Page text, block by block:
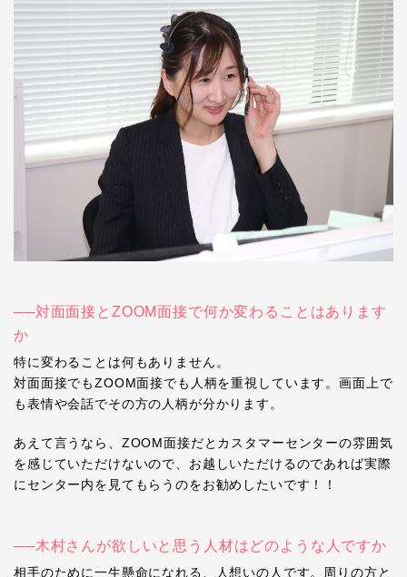
──対面面接とZOOM面接で何か変わることはあります
か
特に変わることは何もありません。
対面面接でもZOOM面接でも人柄を重視しています。画面上で
も表情や会話でその方の人柄が分かります。
あえて言うなら、 ZOOM面接だとカスタマーセンターの雰囲気
を感じていただけないので、お越しいただけるのであれば実際
にセンター内を見てもらうのをお勧めしたいです！！
──木村さんが欲しいと思う人材はどのような人ですか
相手のために一生懸命になれる、人想いの人です。周りの方と